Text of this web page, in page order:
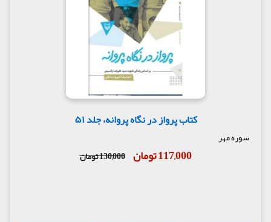
کتاب پرواز در نگاه پروانه، جلد ۵۱
سوره مهر
117,000 تومان 130,000 تومان